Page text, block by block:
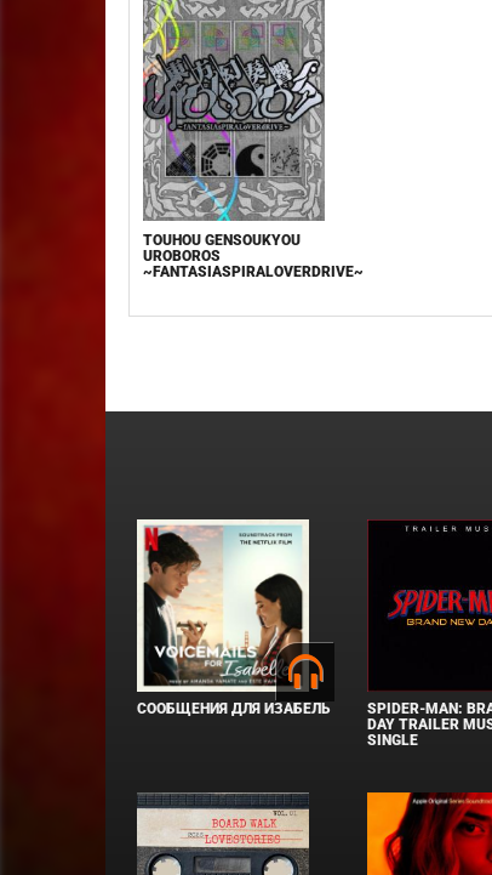
TOUHOU GENSOUKYOU
UROBOROS
~FANTASIASPIRALOVERDRIVE~
СООБЩЕНИЯ ДЛЯ ИЗАБЕЛЬ
SPIDER-MAN:
DAY TRAILER
SINGLE